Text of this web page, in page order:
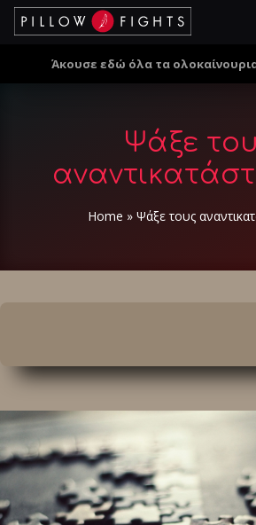
Άκουσε εδώ όλα τα
Ψάξε
Home » Ψάξε τους